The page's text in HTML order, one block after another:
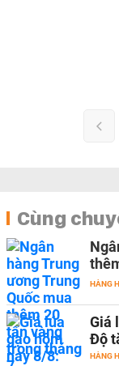
Cùng
HÀNG
Giá
Độ
HÀNG